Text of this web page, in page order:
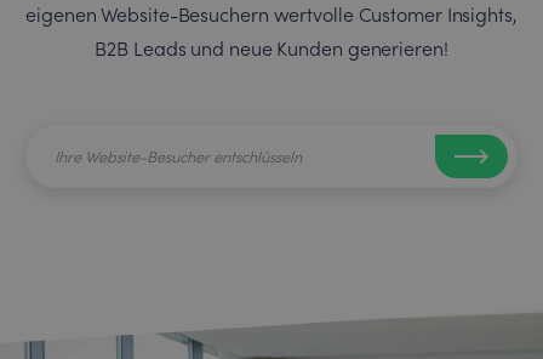
eigenen Website-Besuchern wertvolle Customer Insights,
B2B Leads und neue Kunden generieren!